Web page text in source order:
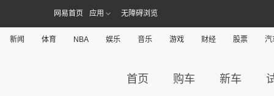
网易首页 应用 无障碍浏览
新闻 体育 NBA 娱乐 音乐 游戏 财经 股票 汽
首页 购车 新车